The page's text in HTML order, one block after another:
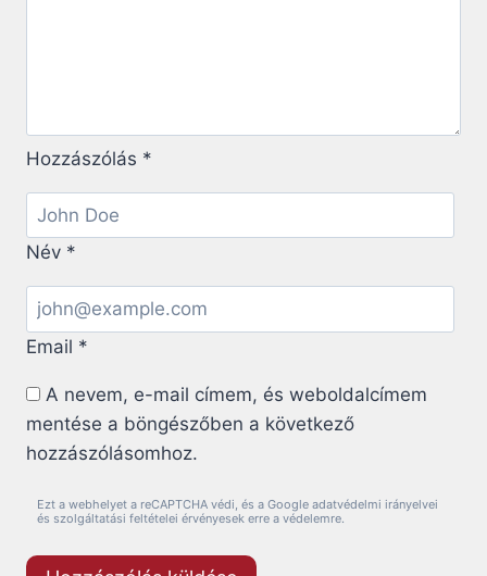
Hozzászólás *
Név *
Email *
A nevem, e-mail címem, és weboldalcímem
mentése a böngészőben a következő
hozzászólásomhoz.
Ezt a webhelyet a reCAPTCHA védi, és a Google adatvédelmi irányelvei
és szolgáltatási feltételei érvényesek erre a védelemre.